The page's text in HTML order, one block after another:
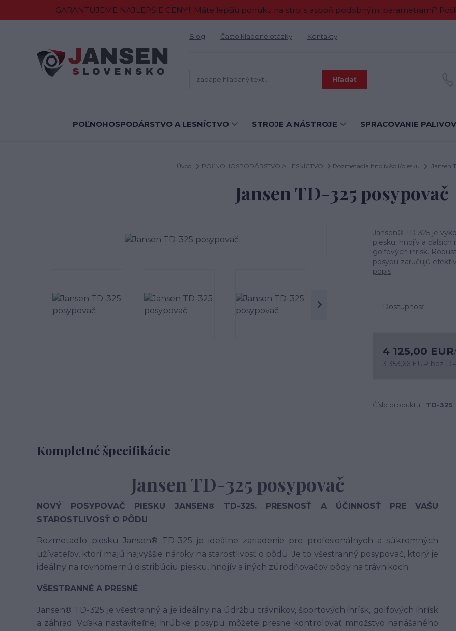
GARANTUJEME NAJLEPŠIE CENY!!! Máte lepšiu ponuku na stroj s aspoň podobnými parametrami?
Blog Často kladené otázky Kontakty
Hľadať
POĽNOHOSPODÁRSTVO A LESNÍCTVO STROJE A NÁSTROJE SPRACOVANIE
Úvod POĽNOHOSPODÁRSTVO A LESNÍCTVO Rozmetadla hnojív/soli/piesku Jansen
Jansen TD-325 posypovač
Jansen® TD-325 je
piesku, hnojív a
golfových ihrísk.
posypu zaručujú
popis
Dostupnosť
4 125,00 EUR/
3 353,66 EUR bez
Číslo produktu: TD-325
Kompletné špecifikácie
Jansen TD-325 posypovač
NOVÝ POSYPOVAČ PIESKU JANSEN® TD-325.
PRESNOSŤ A ÚČINNOSŤ PRE VAŠU
STAROSTLIVOSŤ O PÔDU
Rozmetadlo piesku Jansen® TD-325 je ideálne zariadenie pre profesionálnych a súkromných
užívateľov, ktorí majú najvyššie nároky na starostlivosť o pôdu. Je to všestranný posypovač, ktorý je
ideálny na rovnomernú distribúciu piesku, hnojív a iných zúrodňovačov pôdy na trávnikoch.
VŠESTRANNÉ A PRESNÉ
Jansen® TD-325 je všestranný a je ideálny na údržbu trávnikov, športových ihrísk, golfových ihrísk
a záhrad. Vďaka nastaviteľnej hrúbke posypu môžete presne kontrolovať množstvo nanášaného